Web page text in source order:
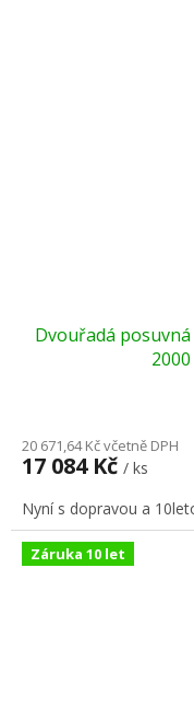
Dvouřadá posuvná
20 671,64 Kč včetně DPH
17 084 Kč / ks
Nyní s dopravou a
Záruka 10 let